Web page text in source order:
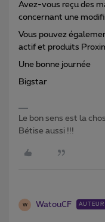
Avez-vous reçu des
concernant une
Vous pouvez
actif et produits
Une bonne journée
Bigstar
Le bon sens est la
Bétise aussi !!!
W WatouCF AUTEUR